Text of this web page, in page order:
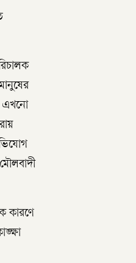
এখনো
কারণে